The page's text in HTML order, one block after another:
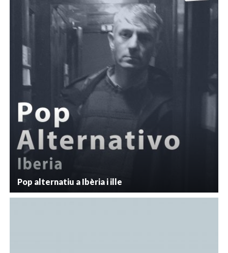
Pop alternatiu a Ibèria i ille